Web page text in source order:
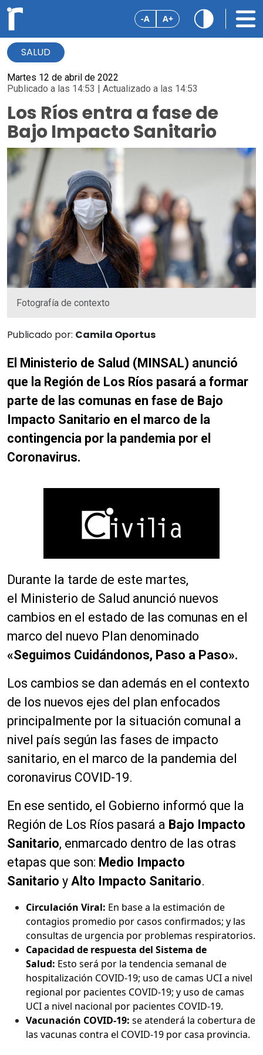
-A A+
SALUD
Martes 12 de abril de 2022
Publicado a las 14:53 | Actualizado a las 14:53
Los Ríos entra a fase de
Bajo Impacto Sanitario
Fotografía de contexto
Publicado por: Camila Oportus
El Ministerio de Salud (MINSAL) anunció
que la Región de Los Ríos pasará a formar
parte de las comunas en fase de Bajo
Impacto Sanitario en el marco de la
contingencia por la pandemia por el
Coronavirus.
Durante la tarde de este martes,
el Ministerio de Salud anunció nuevos
cambios en el estado de las comunas en el
marco del nuevo Plan denominado
«Seguimos Cuidándonos, Paso a Paso».
Los cambios se dan además en el contexto
de los nuevos ejes del plan enfocados
principalmente por la situación comunal a
nivel país según las fases de impacto
sanitario, en el marco de la pandemia del
coronavirus COVID-19.
En ese sentido, el Gobierno informó que la
Región de Los Ríos pasará a Bajo Impacto
Sanitario, enmarcado dentro de las otras
etapas que son: Medio Impacto
Sanitario y Alto Impacto Sanitario.
Circulación Viral: En base a la estimación de
contagios promedio por casos confirmados; y las
consultas de urgencia por problemas respiratorios.
Capacidad de respuesta del Sistema de
Salud: Esto será por la tendencia semanal de
hospitalización COVID-19; uso de camas UCI a nivel
regional por pacientes COVID-19; y uso de camas
UCI a nivel nacional por pacientes COVID-19.
Vacunación COVID-19: se atenderá la cobertura de
las vacunas contra el COVID-19 por casa provincia.